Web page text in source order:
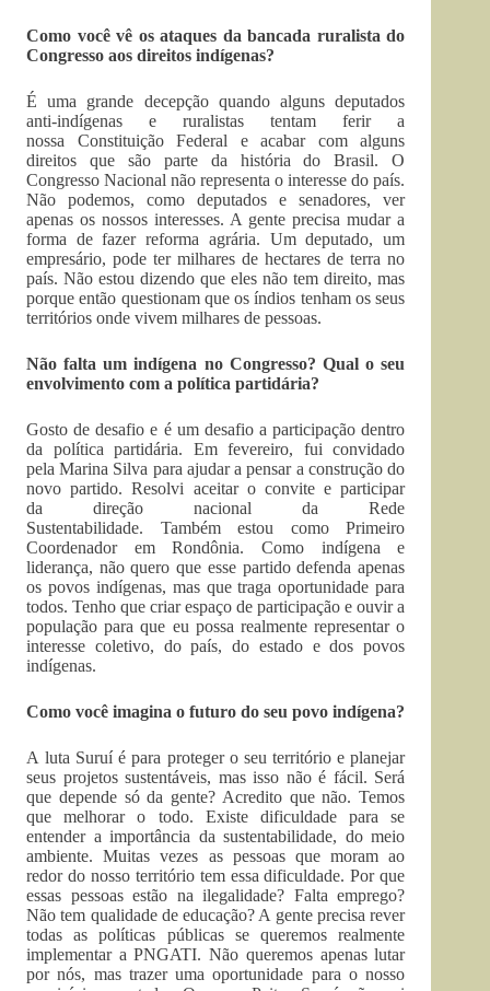
Como você vê os ataques da bancada ruralista do
Congresso aos direitos indígenas?
É uma grande decepção quando alguns deputados
anti-indígenas e ruralistas tentam ferir a
nossa Constituição Federal e acabar com alguns
direitos que são parte da história do Brasil. O
Congresso Nacional não representa o interesse do país.
Não podemos, como deputados e senadores, ver
apenas os nossos interesses. A gente precisa mudar a
forma de fazer reforma agrária. Um deputado, um
empresário, pode ter milhares de hectares de terra no
país. Não estou dizendo que eles não tem direito, mas
porque então questionam que os índios tenham os seus
territórios onde vivem milhares de pessoas.
Não falta um indígena no Congresso? Qual o seu
envolvimento com a política partidária?
Gosto de desafio e é um desafio a participação dentro
da política partidária. Em fevereiro, fui convidado
pela Marina Silva para ajudar a pensar a construção do
novo partido. Resolvi aceitar o convite e participar
da direção nacional da Rede
Sustentabilidade. Também estou como Primeiro
Coordenador em Rondônia. Como indígena e
liderança, não quero que esse partido defenda apenas
os povos indígenas, mas que traga oportunidade para
todos. Tenho que criar espaço de participação e ouvir a
população para que eu possa realmente representar o
interesse coletivo, do país, do estado e dos povos
indígenas.
Como você imagina o futuro do seu povo indígena?
A luta Suruí é para proteger o seu território e planejar
seus projetos sustentáveis, mas isso não é fácil. Será
que depende só da gente? Acredito que não. Temos
que melhorar o todo. Existe dificuldade para se
entender a importância da sustentabilidade, do meio
ambiente. Muitas vezes as pessoas que moram ao
redor do nosso território tem essa dificuldade. Por que
essas pessoas estão na ilegalidade? Falta emprego?
Não tem qualidade de educação? A gente precisa rever
todas as políticas públicas se queremos realmente
implementar a PNGATI. Não queremos apenas lutar
por nós, mas trazer uma oportunidade para o nosso